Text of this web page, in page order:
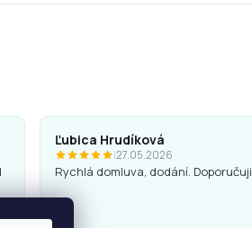
Ľubica Hrudíková
|27.05.2026
Rychlá domluva, dodání. Doporučuji